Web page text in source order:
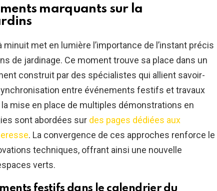
marquants sur la
met en lumière l’importance de l’instant précis
de jardinage. Ce moment trouve sa place dans un
construit par des spécialistes qui allient savoir-
entre événements festifs et travaux
la mise en place de multiples démonstrations en
sont abordées sur des pages dédiées aux
. La convergence de ces approches renforce le
techniques, offrant ainsi une nouvelle
verts.
festifs dans le calendrier du